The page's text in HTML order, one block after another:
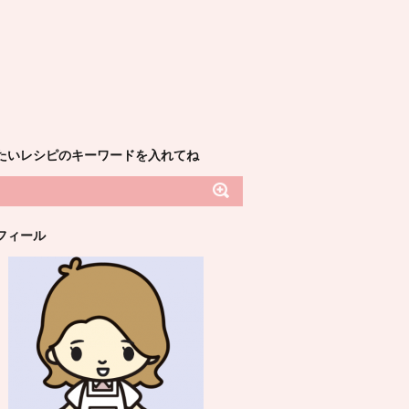
いレシピのキーワードを入れてね
ィール